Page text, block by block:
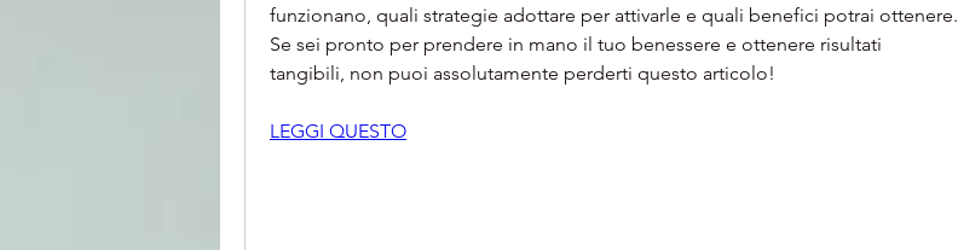
funzionano, quali strategie adottare per attivarle e quali benefici potrai ottenere.
Se sei pronto per prendere in mano il tuo benessere e ottenere risultati
tangibili, non puoi assolutamente perderti questo articolo!
LEGGI QUESTO